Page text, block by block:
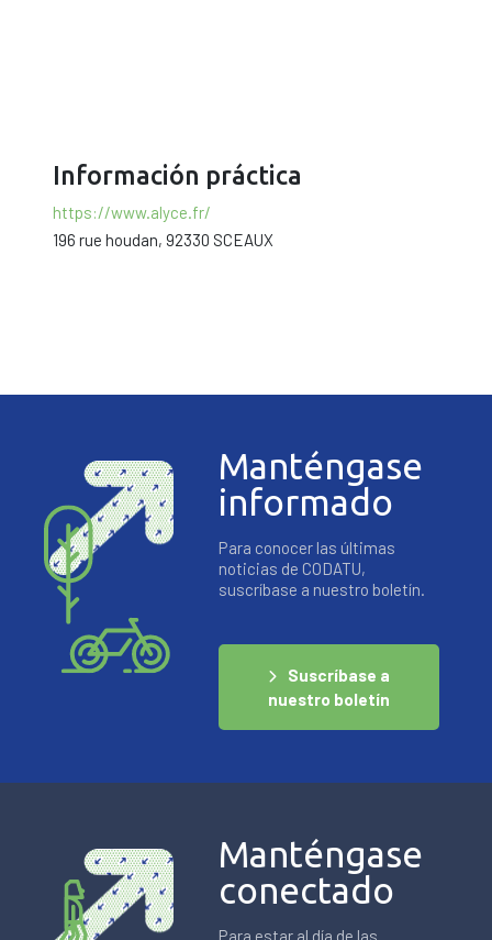
Información práctica
https://www.alyce.fr/
196 rue houdan, 92330 SCEAUX
Manténgase
informado
Para conocer las últimas
noticias de CODATU,
suscríbase a nuestro boletín.
Suscríbase a
nuestro boletín
Manténgase
conectado
Para estar al día de las